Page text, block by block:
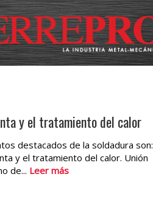
y el tratamiento del calor
destacados de la soldadura son:
y el tratamiento del calor. Unión
de... Leer más